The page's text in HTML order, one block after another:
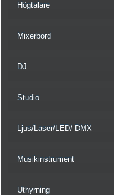
Högtalare
Mixerbord
DJ
Studio
Ljus/Laser/LED/ DMX
Musikinstrument
Uthyrning